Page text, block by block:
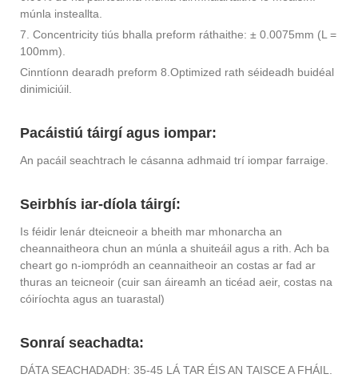
múnla insteallta.
7. Concentricity tiús bhalla preform ráthaithe: ± 0.0075mm (L =
100mm).
Cinntíonn dearadh preform 8.Optimized rath séideadh buidéal
dinimiciúil.
Pacáistiú táirgí agus iompar:
An pacáil seachtrach le cásanna adhmaid trí iompar farraige.
Seirbhís iar-díola táirgí:
Is féidir lenár dteicneoir a bheith mar mhonarcha an
cheannaitheora chun an múnla a shuiteáil agus a rith. Ach ba
cheart go n-iompródh an ceannaitheoir an costas ar fad ar
thuras an teicneoir (cuir san áireamh an ticéad aeir, costas na
cóiríochta agus an tuarastal)
Sonraí seachadta:
DÁTA SEACHADADH: 35-45 LÁ TAR ÉIS AN TAISCE A FHÁIL.